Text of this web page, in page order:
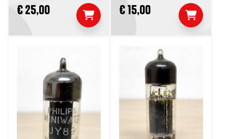
€ 25,00 € 15,00